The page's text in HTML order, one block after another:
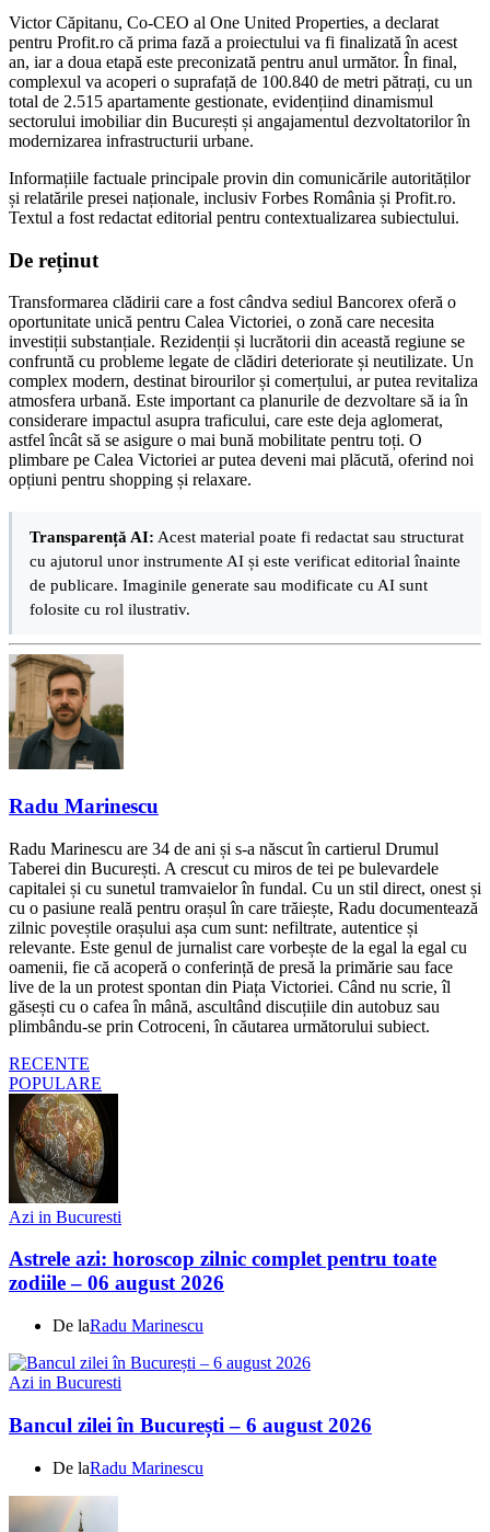
Victor Căpitanu, Co-CEO al One United Properties, a declarat
pentru Profit.ro că prima fază a proiectului va fi finalizată în acest
an, iar a doua etapă este preconizată pentru anul următor. În final,
complexul va acoperi o suprafață de 100.840 de metri pătrați, cu un
total de 2.515 apartamente gestionate, evidențiind dinamismul
sectorului imobiliar din București și angajamentul dezvoltatorilor în
modernizarea infrastructurii urbane.
Informațiile factuale principale provin din comunicările autorităților
și relatările presei naționale, inclusiv Forbes România și Profit.ro.
Textul a fost redactat editorial pentru contextualizarea subiectului.
De reținut
Transformarea clădirii care a fost cândva sediul Bancorex oferă o
oportunitate unică pentru Calea Victoriei, o zonă care necesita
investiții substanțiale. Rezidenții și lucrătorii din această regiune se
confruntă cu probleme legate de clădiri deteriorate și neutilizate. Un
complex modern, destinat birourilor și comerțului, ar putea revitaliza
atmosfera urbană. Este important ca planurile de dezvoltare să ia în
considerare impactul asupra traficului, care este deja aglomerat,
astfel încât să se asigure o mai bună mobilitate pentru toți. O
plimbare pe Calea Victoriei ar putea deveni mai plăcută, oferind noi
opțiuni pentru shopping și relaxare.
Transparență AI: Acest material poate fi redactat sau structurat
cu ajutorul unor instrumente AI și este verificat editorial înainte
de publicare. Imaginile generate sau modificate cu AI sunt
folosite cu rol ilustrativ.
Radu Marinescu
Radu Marinescu are 34 de ani și s-a născut în cartierul Drumul
Taberei din București. A crescut cu miros de tei pe bulevardele
capitalei și cu sunetul tramvaielor în fundal. Cu un stil direct, onest și
cu o pasiune reală pentru orașul în care trăiește, Radu documentează
zilnic poveștile orașului așa cum sunt: nefiltrate, autentice și
relevante. Este genul de jurnalist care vorbește de la egal la egal cu
oamenii, fie că acoperă o conferință de presă la primărie sau face
live de la un protest spontan din Piața Victoriei. Când nu scrie, îl
găsești cu o cafea în mână, ascultând discuțiile din autobuz sau
plimbându-se prin Cotroceni, în căutarea următorului subiect.
RECENTE
POPULARE
Azi in Bucuresti
Astrele azi: horoscop zilnic complet pentru toate
zodiile – 06 august 2026
De laRadu Marinescu
Azi in Bucuresti
Bancul zilei în București – 6 august 2026
De laRadu Marinescu